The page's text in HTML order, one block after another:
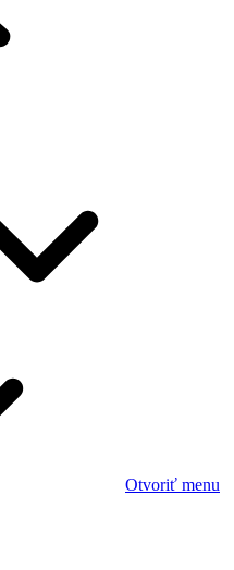
Otvoriť menu